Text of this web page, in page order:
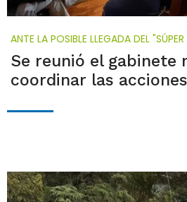
ANTE LA POSIBLE LLEGADA DEL
Se reunió el gabinete
coordinar las